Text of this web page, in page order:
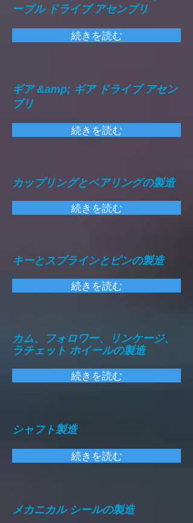
ーブル ドライブ アセンブリ
続きを読む
ギア &amp; ギア ドライブ アセン
ブリ
続きを読む
カップリングとベアリングの製造
続きを読む
キーとスプラインとピンの製造
続きを読む
カム、フォロワー、リンケージ、
ラチェット ホイールの製造
続きを読む
シャフト製造
続きを読む
メカニカル シールの製造